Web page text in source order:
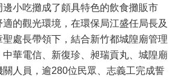
小吃攤成了頗具特色的飲食攤販市
的觀光環境，在環保局江盛任局長及
處長帶領下，結合新竹都城隍廟管理
華電信、新復珍、昶瑞貢丸、城隍廟
關人員，逾280位民眾、志義工完成誓